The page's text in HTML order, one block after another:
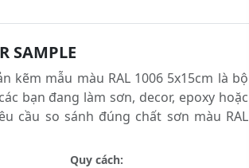
SAMPLE
kẽm mẫu màu RAL 1006 5x15cm là bộ
bạn đang làm sơn, decor, epoxy hoặc
cầu so sánh đúng chất sơn màu RAL
Quy cách: